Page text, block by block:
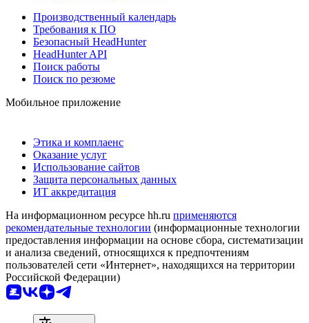
Производственный календарь
Требования к ПО
Безопасный HeadHunter
HeadHunter API
Поиск работы
Поиск по резюме
Мобильное приложение
Этика и комплаенс
Оказание услуг
Использование сайтов
Защита персональных данных
ИТ аккредитация
На информационном ресурсе hh.ru применяются
рекомендательные технологии (информационные технологии
предоставления информации на основе сбора, систематизации
и анализа сведений, относящихся к предпочтениям
пользователей сети «Интернет», находящихся на территории
Российской Федерации)